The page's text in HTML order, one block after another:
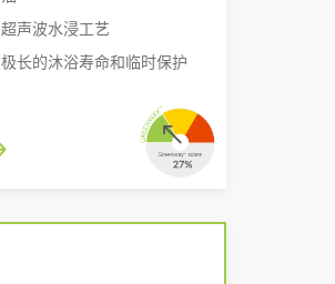
超声波水浸工艺
极长的沐浴寿命和临时保护